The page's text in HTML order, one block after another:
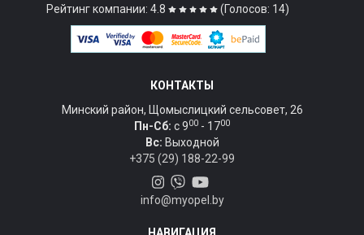
Рейтинг компании: 4.8 (Голосов: 14)
КОНТАКТЫ
Минский район, Щомыслицкий сельсовет, 26
Пн-Сб: c 900 - 1700
Вс: Выходной
+375 (29) 188-22-99
info@myopel.by